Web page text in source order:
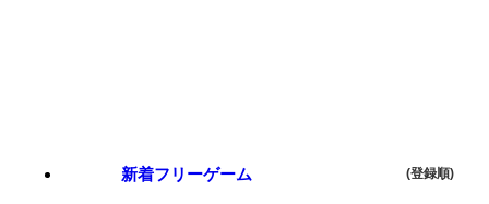
新着フリーゲーム (登録順)